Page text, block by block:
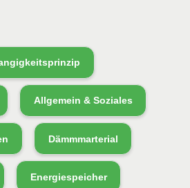
Allgemein & Soziales
Dämmmarterial
Energiespeicher